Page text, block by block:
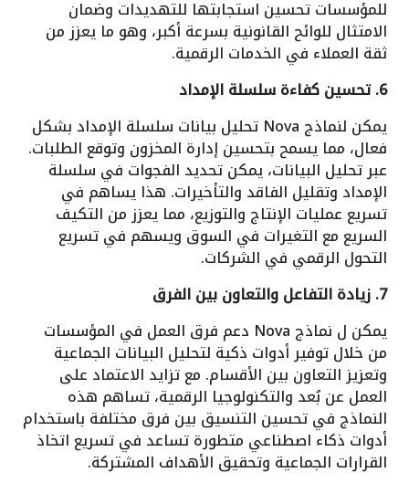
للمؤسسات تحسين استجابتها للتهديدات وضمان
الامتثال للوائح القانونية بسرعة أكبر، وهو ما يعزز من
ثقة العملاء في الخدمات الرقمية.
6. تحسين كفاءة سلسلة الإمداد
يمكن لنماذج Nova تحليل بيانات سلسلة الإمداد بشكل
فعال، مما يسمح بتحسين إدارة المخزون وتوقع الطلبات.
عبر تحليل البيانات، يمكن تحديد الفجوات في سلسلة
الإمداد وتقليل الفاقد والتأخيرات. هذا يساهم في
تسريع عمليات الإنتاج والتوزيع، مما يعزز من التكيف
السريع مع التغيرات في السوق ويسهم في تسريع
التحول الرقمي في الشركات.
7. زيادة التفاعل والتعاون بين الفرق
يمكن ل نماذج Nova دعم فرق العمل في المؤسسات
من خلال توفير أدوات ذكية لتحليل البيانات الجماعية
وتعزيز التعاون بين الأقسام. مع تزايد الاعتماد على
العمل عن بُعد والتكنولوجيا الرقمية، تساهم هذه
النماذج في تحسين التنسيق بين فرق مختلفة باستخدام
أدوات ذكاء اصطناعي متطورة تساعد في تسريع اتخاذ
القرارات الجماعية وتحقيق الأهداف المشتركة.